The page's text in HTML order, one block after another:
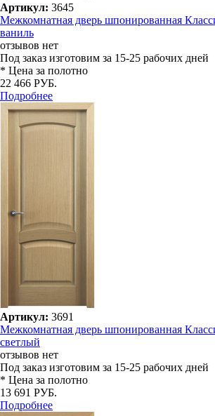
Артикул: 3645
Межкомнатная дверь шпонированная
ваниль
отзывов нет
Под заказ изготовим за 15-25 рабочих дней
* Цена за полотно
22 466 РУБ.
Подробнее
Артикул: 3691
Межкомнатная дверь шпонированная
светлый
отзывов нет
Под заказ изготовим за 15-25 рабочих дней
* Цена за полотно
13 691 РУБ.
Подробнее